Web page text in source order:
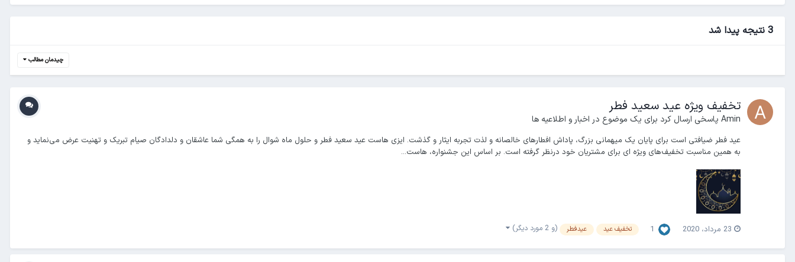
3 نتیجه پیدا شد
چیدمان مطالب
تخفیف ویژه عید سعید فطر
Amin پاسخی ارسال کرد برای یک موضوع در اخبار و اطلاعیه ها
عید فطر ضیافتی است برای پایان یک میهمانی بزرگ، پاداش افطارهای خالصانه و لذت تجربه ایثار و گذشت. ایزی هاست عید سعید فطر و حلول ماه شوال را به همگی شما عاشقان و دلدادگان صیام تبریک و تهنیت عرض می‌نماید و
به همین مناسبت تخفیف‌های ویژه ای برای مشتریان خود درنظر گرفته است. بر اساس این جشنواره، هاست...
23 مرداد، 2020 1 تخفیف عید عیدفطر (و 2 مورد دیگر)